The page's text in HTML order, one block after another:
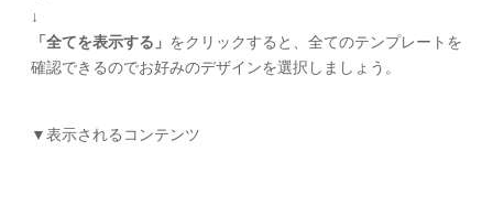
↓
「全てを表示する」 をクリックすると、全てのテンプレートを
確認できるのでお好みのデザインを選択しましょう。
▼表示されるコンテンツ